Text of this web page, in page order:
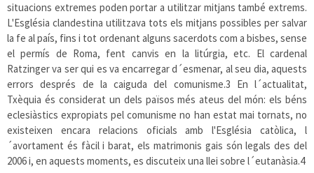
situacions extremes poden portar a utilitzar mitjans també extrems.
L'Església clandestina utilitzava tots els mitjans possibles per salvar
la fe al país, fins i tot ordenant alguns sacerdots com a bisbes, sense
el permís de Roma, fent canvis en la litúrgia, etc. El cardenal
Ratzinger va ser qui es va encarregar d´esmenar, al seu dia, aquests
errors després de la caiguda del comunisme.3 En l´actualitat,
Txèquia és considerat un dels països més ateus del món: els béns
eclesiàstics expropiats pel comunisme no han estat mai tornats, no
existeixen encara relacions oficials amb l'Església catòlica, l
´avortament és fàcil i barat, els matrimonis gais són legals des del
2006 i, en aquests moments, es discuteix una llei sobre l´eutanàsia.4